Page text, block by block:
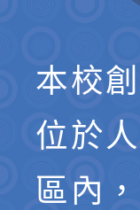
本校
位於
區內